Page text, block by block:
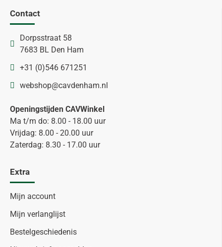
Contact
Dorpsstraat 58
7683 BL Den Ham
+31 (0)546 671251
webshop@cavdenham.nl
Openingstijden CAVWinkel
Ma t/m do: 8.00 - 18.00 uur
Vrijdag: 8.00 - 20.00 uur
Zaterdag: 8.30 - 17.00 uur
Extra
Mijn account
Mijn verlanglijst
Bestelgeschiedenis